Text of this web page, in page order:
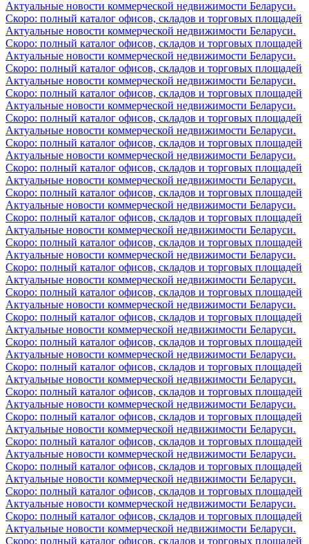
Актуальные новости коммерческой недвижимости Беларуси.
Скоро: полный каталог офисов, складов и торговых площадей
Актуальные новости коммерческой недвижимости Беларуси.
Скоро: полный каталог офисов, складов и торговых площадей
Актуальные новости коммерческой недвижимости Беларуси.
Скоро: полный каталог офисов, складов и торговых площадей
Актуальные новости коммерческой недвижимости Беларуси.
Скоро: полный каталог офисов, складов и торговых площадей
Актуальные новости коммерческой недвижимости Беларуси.
Скоро: полный каталог офисов, складов и торговых площадей
Актуальные новости коммерческой недвижимости Беларуси.
Скоро: полный каталог офисов, складов и торговых площадей
Актуальные новости коммерческой недвижимости Беларуси.
Скоро: полный каталог офисов, складов и торговых площадей
Актуальные новости коммерческой недвижимости Беларуси.
Скоро: полный каталог офисов, складов и торговых площадей
Актуальные новости коммерческой недвижимости Беларуси.
Скоро: полный каталог офисов, складов и торговых площадей
Актуальные новости коммерческой недвижимости Беларуси.
Скоро: полный каталог офисов, складов и торговых площадей
Актуальные новости коммерческой недвижимости Беларуси.
Скоро: полный каталог офисов, складов и торговых площадей
Актуальные новости коммерческой недвижимости Беларуси.
Скоро: полный каталог офисов, складов и торговых площадей
Актуальные новости коммерческой недвижимости Беларуси.
Скоро: полный каталог офисов, складов и торговых площадей
Актуальные новости коммерческой недвижимости Беларуси.
Скоро: полный каталог офисов, складов и торговых площадей
Актуальные новости коммерческой недвижимости Беларуси.
Скоро: полный каталог офисов, складов и торговых площадей
Актуальные новости коммерческой недвижимости Беларуси.
Скоро: полный каталог офисов, складов и торговых площадей
Актуальные новости коммерческой недвижимости Беларуси.
Скоро: полный каталог офисов, складов и торговых площадей
Актуальные новости коммерческой недвижимости Беларуси.
Скоро: полный каталог офисов, складов и торговых площадей
Актуальные новости коммерческой недвижимости Беларуси.
Скоро: полный каталог офисов, складов и торговых площадей
Актуальные новости коммерческой недвижимости Беларуси.
Скоро: полный каталог офисов, складов и торговых площадей
Актуальные новости коммерческой недвижимости Беларуси.
Скоро: полный каталог офисов, складов и торговых площадей
Актуальные новости коммерческой недвижимости Беларуси.
Скоро: полный каталог офисов, складов и торговых площадей